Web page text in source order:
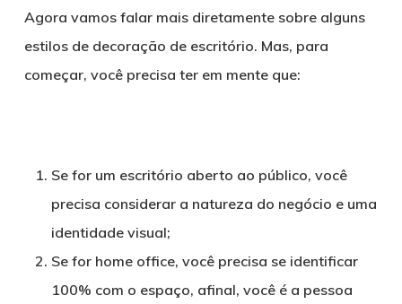
Agora vamos falar mais diretamente sobre alguns
estilos de decoração de escritório. Mas, para
começar, você precisa ter em mente que:
Se for um escritório aberto ao público, você
precisa considerar a natureza do negócio e uma
identidade visual;
Se for home office, você precisa se identificar
100% com o espaço, afinal, você é a pessoa